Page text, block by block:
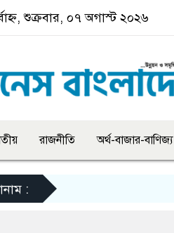
শুক্রবার, ০৭ অগাস্ট ২০২৬
রাজনীতি অর্থ-বাজার-বাণিজ্য
: